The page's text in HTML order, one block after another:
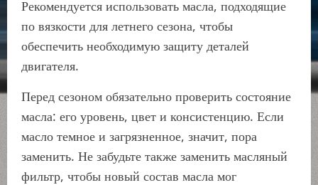
Рекомендуется использовать масла, подходящие
по вязкости для летнего сезона, чтобы
обеспечить необходимую защиту деталей
двигателя.
Перед сезоном обязательно проверить состояние
масла: его уровень, цвет и консистенцию. Если
масло темное и загрязненное, значит, пора
заменить. Не забудьте также заменить масляный
фильтр, чтобы новый состав масла мог